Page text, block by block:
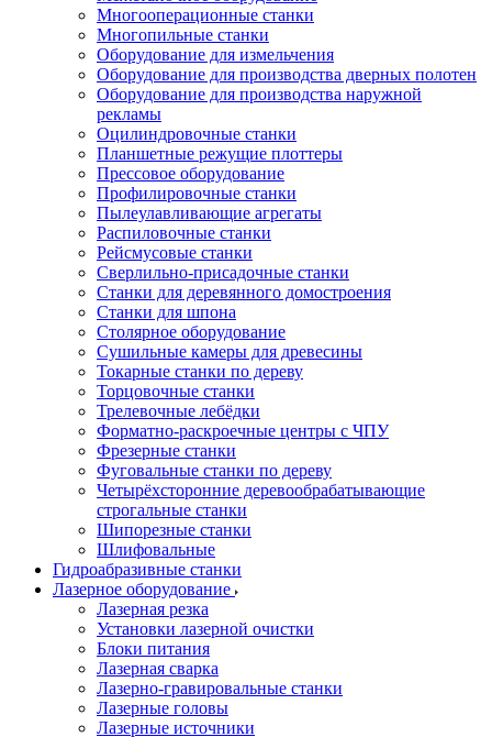
Многооперационные станки
Многопильные станки
Оборудование для измельчения
Оборудование для производства дверных полотен
Оборудование для производства наружной
рекламы
Оцилиндровочные станки
Планшетные режущие плоттеры
Прессовое оборудование
Профилировочные станки
Пылеулавливающие агрегаты
Распиловочные станки
Рейсмусовые станки
Сверлильно-присадочные станки
Станки для деревянного домостроения
Станки для шпона
Столярное оборудование
Сушильные камеры для древесины
Токарные станки по дереву
Торцовочные станки
Трелевочные лебёдки
Форматно-раскроечные центры с ЧПУ
Фрезерные станки
Фуговальные станки по дереву
Четырёхсторонние деревообрабатывающие
строгальные станки
Шипорезные станки
Шлифовальные
Гидроабразивные станки
Лазерное оборудование
Лазерная резка
Установки лазерной очистки
Блоки питания
Лазерная сварка
Лазерно-гравировальные станки
Лазерные головы
Лазерные источники